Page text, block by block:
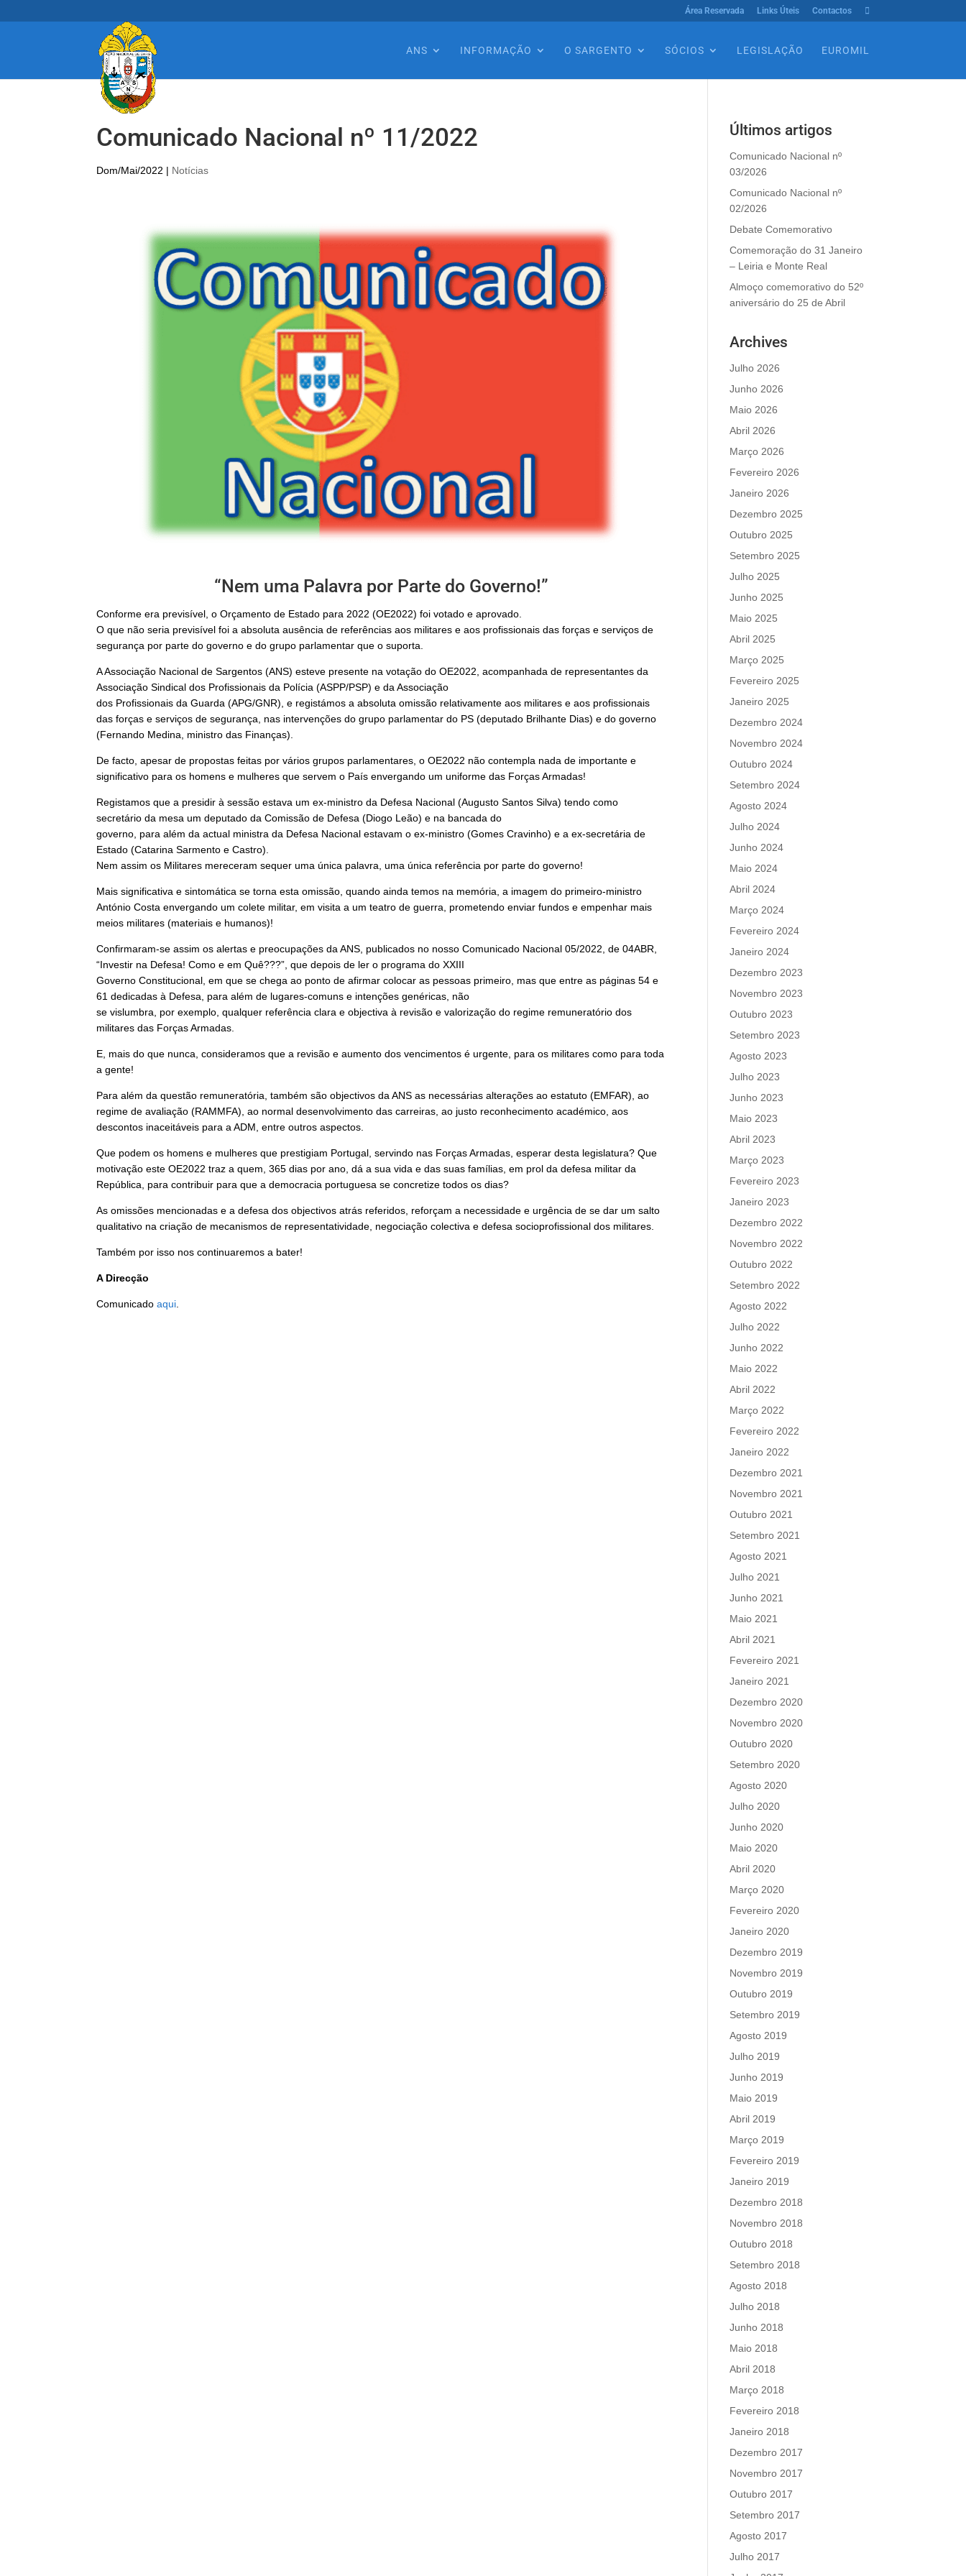
Área Reservada Links Úteis Contactos 
ANS INFORMAÇÃO O SARGENTO SÓCIOS LEGISLAÇÃO EUROMIL
Comunicado Nacional nº 11/2022
Dom/Mai/2022 | Notícias
“Nem uma Palavra por Parte do Governo!”
Conforme era previsível, o Orçamento de Estado para 2022 (OE2022) foi votado e aprovado.
O que não seria previsível foi a absoluta ausência de referências aos militares e aos profissionais das forças e serviços de
segurança por parte do governo e do grupo parlamentar que o suporta.
A Associação Nacional de Sargentos (ANS) esteve presente na votação do OE2022, acompanhada de representantes da
Associação Sindical dos Profissionais da Polícia (ASPP/PSP) e da Associação
dos Profissionais da Guarda (APG/GNR), e registámos a absoluta omissão relativamente aos militares e aos profissionais
das forças e serviços de segurança, nas intervenções do grupo parlamentar do PS (deputado Brilhante Dias) e do governo
(Fernando Medina, ministro das Finanças).
De facto, apesar de propostas feitas por vários grupos parlamentares, o OE2022 não contempla nada de importante e
significativo para os homens e mulheres que servem o País envergando um uniforme das Forças Armadas!
Registamos que a presidir à sessão estava um ex-ministro da Defesa Nacional (Augusto Santos Silva) tendo como
secretário da mesa um deputado da Comissão de Defesa (Diogo Leão) e na bancada do
governo, para além da actual ministra da Defesa Nacional estavam o ex-ministro (Gomes Cravinho) e a ex-secretária de
Estado (Catarina Sarmento e Castro).
Nem assim os Militares mereceram sequer uma única palavra, uma única referência por parte do governo!
Mais significativa e sintomática se torna esta omissão, quando ainda temos na memória, a imagem do primeiro-ministro
António Costa envergando um colete militar, em visita a um teatro de guerra, prometendo enviar fundos e empenhar mais
meios militares (materiais e humanos)!
Confirmaram-se assim os alertas e preocupações da ANS, publicados no nosso Comunicado Nacional 05/2022, de 04ABR,
“Investir na Defesa! Como e em Quê???”, que depois de ler o programa do XXIII
Governo Constitucional, em que se chega ao ponto de afirmar colocar as pessoas primeiro, mas que entre as páginas 54 e
61 dedicadas à Defesa, para além de lugares-comuns e intenções genéricas, não
se vislumbra, por exemplo, qualquer referência clara e objectiva à revisão e valorização do regime remuneratório dos
militares das Forças Armadas.
E, mais do que nunca, consideramos que a revisão e aumento dos vencimentos é urgente, para os militares como para toda
a gente!
Para além da questão remuneratória, também são objectivos da ANS as necessárias alterações ao estatuto (EMFAR), ao
regime de avaliação (RAMMFA), ao normal desenvolvimento das carreiras, ao justo reconhecimento académico, aos
descontos inaceitáveis para a ADM, entre outros aspectos.
Que podem os homens e mulheres que prestigiam Portugal, servindo nas Forças Armadas, esperar desta legislatura? Que
motivação este OE2022 traz a quem, 365 dias por ano, dá a sua vida e das suas famílias, em prol da defesa militar da
República, para contribuir para que a democracia portuguesa se concretize todos os dias?
As omissões mencionadas e a defesa dos objectivos atrás referidos, reforçam a necessidade e urgência de se dar um salto
qualitativo na criação de mecanismos de representatividade, negociação colectiva e defesa socioprofissional dos militares.
Também por isso nos continuaremos a bater!
A Direcção
Comunicadoaqui
Últimos artigos
Comunicado Nacional nº
03/2026
Comunicado Nacional nº
02/2026
Debate Comemorativo
Comemoração do 31 Janeiro
– Leiria e Monte Real
Almoço comemorativo do 52º
aniversário do 25 de Abril
Archives
Julho 2026
Junho 2026
Maio 2026
Abril 2026
Março 2026
Fevereiro 2026
Janeiro 2026
Dezembro 2025
Outubro 2025
Setembro 2025
Julho 2025
Junho 2025
Maio 2025
Abril 2025
Março 2025
Fevereiro 2025
Janeiro 2025
Dezembro 2024
Novembro 2024
Outubro 2024
Setembro 2024
Agosto 2024
Julho 2024
Junho 2024
Maio 2024
Abril 2024
Março 2024
Fevereiro 2024
Janeiro 2024
Dezembro 2023
Novembro 2023
Outubro 2023
Setembro 2023
Agosto 2023
Julho 2023
Junho 2023
Maio 2023
Abril 2023
Março 2023
Fevereiro 2023
Janeiro 2023
Dezembro 2022
Novembro 2022
Outubro 2022
Setembro 2022
Agosto 2022
Julho 2022
Junho 2022
Maio 2022
Abril 2022
Março 2022
Fevereiro 2022
Janeiro 2022
Dezembro 2021
Novembro 2021
Outubro 2021
Setembro 2021
Agosto 2021
Julho 2021
Junho 2021
Maio 2021
Abril 2021
Fevereiro 2021
Janeiro 2021
Dezembro 2020
Novembro 2020
Outubro 2020
Setembro 2020
Agosto 2020
Julho 2020
Junho 2020
Maio 2020
Abril 2020
Março 2020
Fevereiro 2020
Janeiro 2020
Dezembro 2019
Novembro 2019
Outubro 2019
Setembro 2019
Agosto 2019
Julho 2019
Junho 2019
Maio 2019
Abril 2019
Março 2019
Fevereiro 2019
Janeiro 2019
Dezembro 2018
Novembro 2018
Outubro 2018
Setembro 2018
Agosto 2018
Julho 2018
Junho 2018
Maio 2018
Abril 2018
Março 2018
Fevereiro 2018
Janeiro 2018
Dezembro 2017
Novembro 2017
Outubro 2017
Setembro 2017
Agosto 2017
Julho 2017